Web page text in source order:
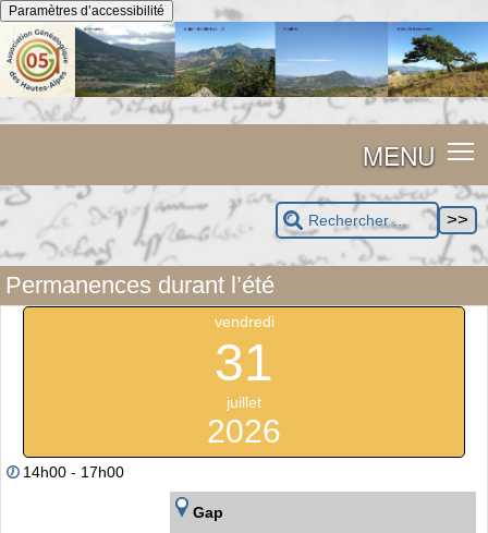
Panneau de gestion des cookies
Paramètres d’accessibilité
MENU
Permanences durant l’été
vendredi
31
juillet
2026
14h00 - 17h00
Gap